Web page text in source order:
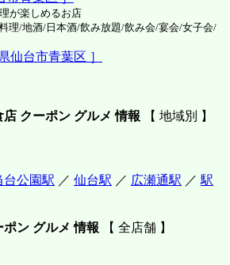
が楽しめるお店
理/地酒/日本酒/飲み放題/飲み会/宴会/女子会/
仙台市青葉区 ］
店 クーポン グルメ 情報 【 地域別 】
台公園駅 ／ 仙台駅 ／ 広瀬通駅 ／ 駅
ン グルメ 情報 【 全店舗 】